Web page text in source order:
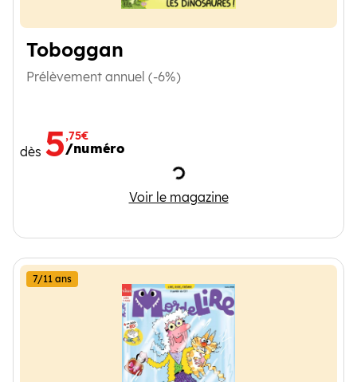
Toboggan
Prélèvement annuel (-6%)
dès 5,75€
/numéro
Chargement
Voir le magazine
Toboggan
7/11 ans